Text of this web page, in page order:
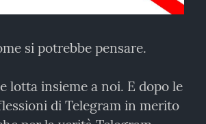
si potrebbe pensare.
lotta insieme a noi. E dopo le
di Telegram in merito